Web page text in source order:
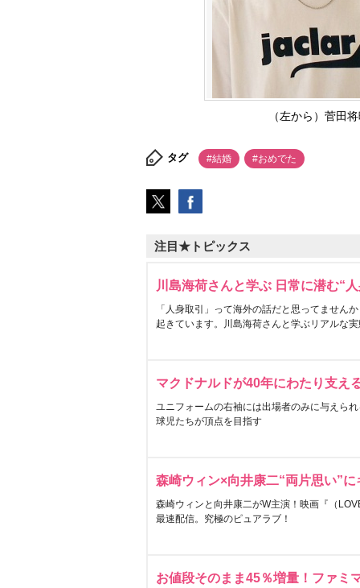
（左から）菅田
タグ #結婚 #おめでた
注目★トピックス
川島海荷さんと学ぶ 日常に潜む“
「人身取引」って海外の話だと思ってません
起きています。川島海荷さんと学ぶリアルな
マクドナルドが40年にわたり支え
ユニフォームの右袖には出場者のみに与えら
球児たちが頂点を目指す
森崎ウィン×向井康二“両片思い”
森崎ウィンと向井康二がW主演！映画『（
最速配信。究極のピュアラブ！
お値段そのまま45％増量！ファミ